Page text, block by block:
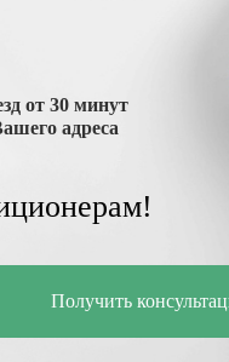
от 30 минут
адреса